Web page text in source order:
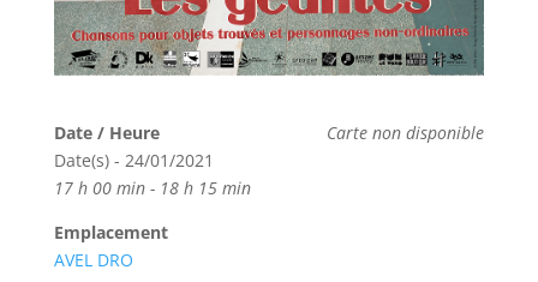
Carte non disponible
Date / Heure
Date(s) - 24/01/2021
17 h 00 min - 18 h 15 min
Emplacement
AVEL DRO